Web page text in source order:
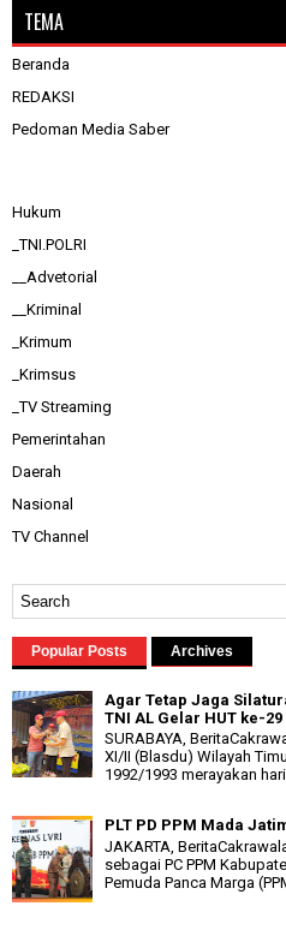
TEMA
Beranda
REDAKSI
Pedoman Media Saber
Hukum
_TNI.POLRI
__Advetorial
__Kriminal
_Krimum
_Krimsus
_TV Streaming
Pemerintahan
Daerah
Nasional
TV Channel
Popular Posts Archives
Agar Tetap Jaga
TNI AL Gelar HUT ke-29
SURABAYA,
XI/II (Blasdu) Wilayah
1992/1993 merayakan
PLT PD PPM Mada
JAKARTA,
sebagai PC PPM
Pemuda Panca Marga